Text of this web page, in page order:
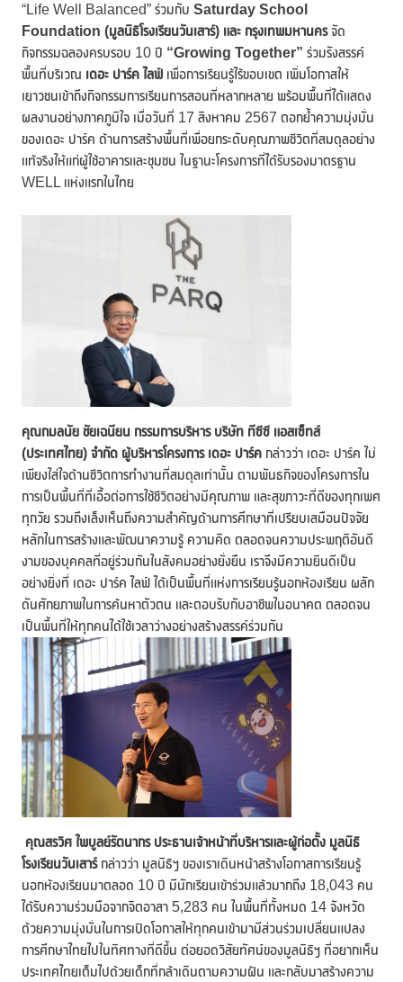
“Life Well Balanced” ร่วมกับ Saturday School
Foundation (มูลนิธิโรงเรียนวันเสาร์) และ กรุงเทพมหานครจัด
กิจกรรมฉลองครบรอบ 10 ปี “Growing Together” ร่วมรังสรรค์
พื้นที่บริเวณ เดอะ ปาร์ค ไลฟ์ เพื่อการเรียนรู้ไร้ขอบเขต เพิ่มโอกาสให้
เยาวชนเข้าถึงกิจกรรมการเรียนการสอนที่หลากหลาย พร้อมพื้นที่ได้แสดง
ผลงานอย่างภาคภูมิใจ เมื่อวันที่ 17 สิงหาคม 2567 ตอกย้ำความมุ่งมั่น
ของเดอะ ปาร์ค ด้านการสร้างพื้นที่เพื่อยกระดับคุณภาพชีวิตที่สมดุลอย่าง
แท้จริงให้แก่ผู้ใช้อาคารและชุมชน ในฐานะโครงการที่ได้รับรองมาตรฐาน
WELL แห่งแรกในไทย
คุณกมลนัย ชัยเฉนียน กรรมการบริหาร บริษัท ทีซีซี แอสเซ็ทส์
(ประเทศไทย) จำกัด ผู้บริหารโครงการ เดอะ ปาร์ค กล่าวว่า เดอะ ปาร์ค ไม่
เพียงใส่ใจด้านชีวิตการทำงานที่สมดุลเท่านั้น ตามพันธกิจของโครงการใน
การเป็นพื้นที่ที่เอื้อต่อการใช้ชีวิตอย่างมีคุณภาพ และสุขภาวะที่ดีของทุกเพศ
ทุกวัย รวมถึงเล็งเห็นถึงความสำคัญด้านการศึกษาที่เปรียบเสมือนปัจจัย
หลักในการสร้างและพัฒนาความรู้ ความคิด ตลอดจนความประพฤติอันดี
งามของบุคคลที่อยู่ร่วมกันในสังคมอย่างยั่งยืน เราจึงมีความยินดีเป็น
อย่างยิ่งที่ เดอะ ปาร์ค ไลฟ์ ได้เป็นพื้นที่แห่งการเรียนรู้นอกห้องเรียน ผลัก
ดันศักยภาพในการค้นหาตัวตน และตอบรับกับอาชีพในอนาคต ตลอดจน
เป็นพื้นที่ให้ทุกคนได้ใช้เวลาว่างอย่างสร้างสรรค์ร่วมกัน
คุณสรวิศ ไพบูลย์รัตนากร ประธานเจ้าหน้าที่บริหารและผู้ก่อตั้ง มูลนิธิ
โรงเรียนวันเสาร์กล่าวว่า มูลนิธิฯ ของเราเดินหน้าสร้างโอกาสการเรียนรู้
นอกห้องเรียนมาตลอด 10 ปี มีนักเรียนเข้าร่วมแล้วมากถึง 18,043 คน
ได้รับความร่วมมือจากจิตอาสา 5,283 คน ในพื้นที่ทั้งหมด 14 จังหวัด
ด้วยความมุ่งมั่นในการเปิดโอกาสให้ทุกคนเข้ามามีส่วนร่วมเปลี่ยนแปลง
การศึกษาไทยไปในทิศทางที่ดีขึ้น ต่อยอดวิสัยทัศน์ของมูลนิธิฯ ที่อยากเห็น
ประเทศไทยเต็มไปด้วยเด็กที่กล้าเดินตามความฝัน และกลับมาสร้างความ